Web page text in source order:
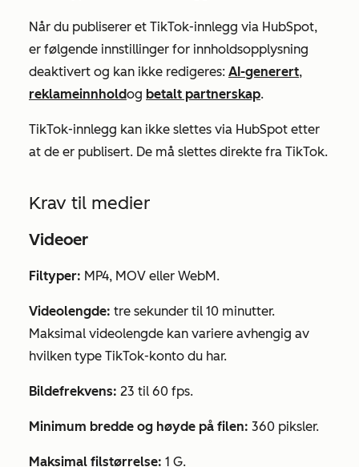
Når du publiserer et TikTok-innlegg via HubSpot,
er følgende innstillinger for innholdsopplysning
deaktivert og kan ikke redigeres: AI-generert,
reklameinnholdog betalt partnerskap.
TikTok-innlegg kan ikke slettes via HubSpot etter
at de er publisert. De må slettes direkte fra TikTok.
Krav til medier
Videoer
Filtyper: MP4, MOV eller WebM.
Videolengde: tre sekunder til 10 minutter.
Maksimal videolengde kan variere avhengig av
hvilken type TikTok-konto du har.
Bildefrekvens: 23 til 60 fps.
Minimum bredde og høyde på filen: 360 piksler.
Maksimal filstørrelse: 1 G.